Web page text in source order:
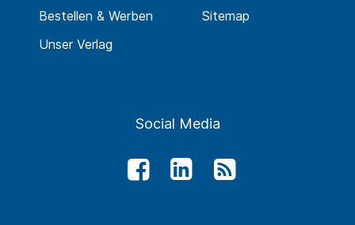
Bestellen & Werben
Unser Verlag
Sitemap
Social Media